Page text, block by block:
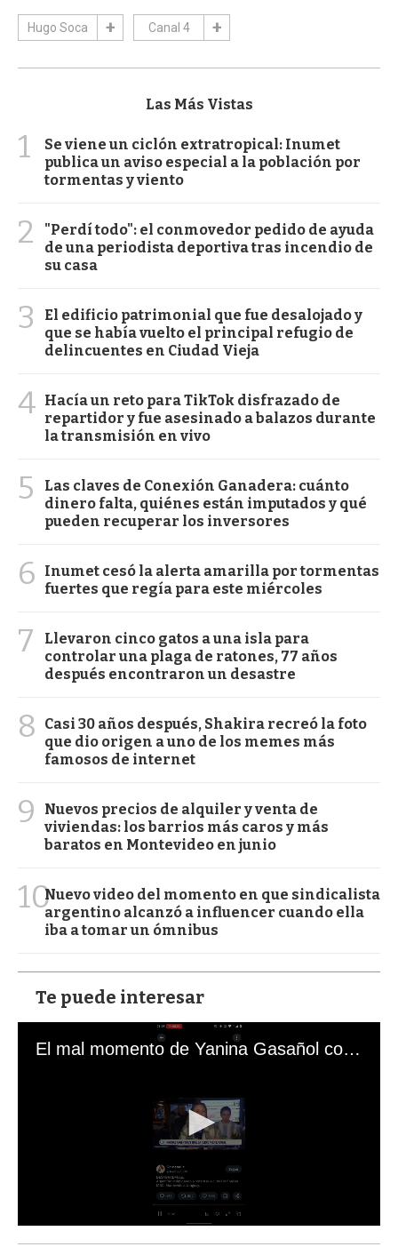
Hugo Soca Canal 4
Las Más Vistas
1
Se viene un ciclón extratropical: Inumet
publica un aviso especial a la población por
tormentas y viento
2
"Perdí todo": el conmovedor pedido de ayuda
de una periodista deportiva tras incendio de
su casa
3
El edificio patrimonial que fue desalojado y
que se había vuelto el principal refugio de
delincuentes en Ciudad Vieja
4 Hacía un reto para TikTok disfrazado de
repartidor y fue asesinado a balazos durante
la transmisión en vivo
5
Las claves de Conexión Ganadera: cuánto
dinero falta, quiénes están imputados y qué
pueden recuperar los inversores
6
Inumet cesó la alerta amarilla por tormentas
fuertes que regía para este miércoles
7
Llevaron cinco gatos a una isla para
controlar una plaga de ratones, 77 años
después encontraron un desastre
8
Casi 30 años después, Shakira recreó la foto
que dio origen a uno de los memes más
famosos de internet
9
Nuevos precios de alquiler y venta de
viviendas: los barrios más caros y más
baratos en Montevideo en junio
10Nuevo video del momento en que sindicalista
argentino alcanzó a influencer cuando ella
iba a tomar un ómnibus
Te puede interesar
El mal momento de Yanina Gasañol con un hincha argentino en "Subrayado"
s